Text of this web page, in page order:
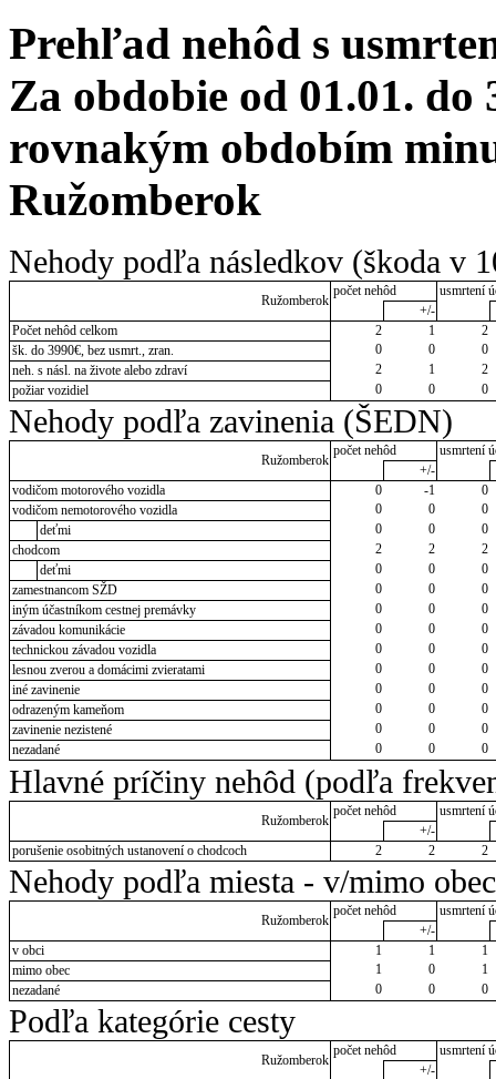
Prehľad nehôd s
Za obdobie od 01.01. do
rovnakým obdobím
Ružomberok
Nehody podľa následkov (škoda v
Ružomberok
počet nehôd
usmrtení
+/-
Počet nehôd celkom
2 1
2
šk. do 3990€, bez usmrt., zran.
0 0
0
neh. s násl. na živote alebo zdraví
2 1
2
požiar vozidiel
0 0 0
Nehody podľa zavinenia (ŠEDN)
Ružomberok
počet nehôd
usmrtení
+/-
vodičom motorového vozidla
0 -1
0
vodičom nemotorového vozidla
0 0
0
deťmi
0 0
0
chodcom
2 2
2
deťmi
0 0
0
zamestnancom SŽD
0 0
0
iným účastníkom cestnej premávky
0 0
0
závadou komunikácie
0 0
0
technickou závadou vozidla
0 0
0
lesnou zverou a domácimi zvieratami
0 0
0
iné zavinenie
0 0
0
odrazeným kameňom
0 0
0
zavinenie nezistené
0 0
0
nezadané
0 0 0
Hlavné príčiny nehôd (podľa
Ružomberok
počet nehôd
usmrtení
+/-
porušenie osobitných ustanovení o chodcoch
2 2 2
Nehody podľa miesta - v/mimo obec
Ružomberok
počet nehôd
usmrtení
+/-
v obci
1 1
1
mimo obec
1 0
1
nezadané
0 0 0
Podľa kategórie cesty
Ružomberok
počet nehôd
usmrtení
+/-